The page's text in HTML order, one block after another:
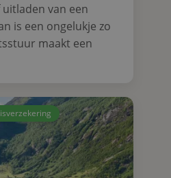
van een
is een ongelukje zo
maakt een